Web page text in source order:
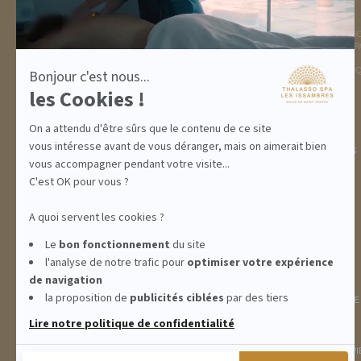
Bonjour c'est nous...
les Cookies !
On a attendu d'être sûrs que le contenu de ce site
vous intéresse avant de vous déranger, mais on aimerait bien
vous accompagner pendant votre visite...
C'est OK pour vous ?
A quoi servent les cookies ?
Le bon fonctionnement du site
l'analyse de notre trafic pour optimiservotre expérience
de navigation
la proposition de publicités ciblées par des tiers
Lire notre politique de confidentialité
DESTINATION
GOLFE DE ST TROPEZ
HÉBERGEMENTS
INCENTIVE
THALASSO SPA
LA THALASSO EN
CENTRE THALASSO
INFORMATIONS
ABONNEMENTS IDÉES CADEAUX PROMOS
INFORMATIONS CONDITIONS GÉNÉRALES
THALASSO SPA LES ISSAMBRES - RÉSIDENCE LES CALANQUES